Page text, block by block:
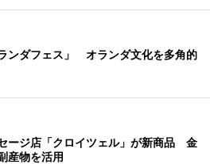
ンダフェス」 オランダ文化を多角的
ージ店「クロイツェル」が新商品 金
産物を活用